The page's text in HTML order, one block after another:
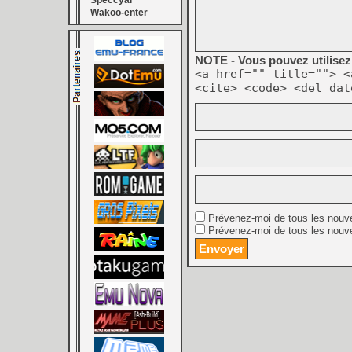
Wakoo-enter
NOTE - Vous pouvez
<a href="" title="">
<cite> <code> <del
Prévenez-moi de tous les
Prévenez-moi de tous les